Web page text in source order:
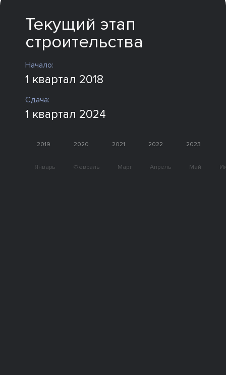
Текущий этап
строительства
Начало:
1 квартал 2018
Сдача:
1 квартал 2024
2019 2020 2021 2022 2023
Январь Февраль Март Апрель Май